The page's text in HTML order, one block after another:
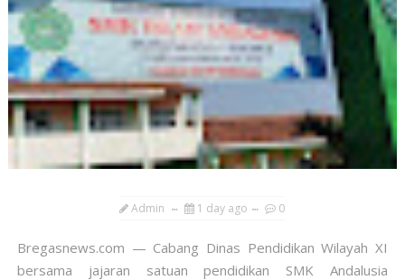
Admin 1 day ago 0
​Bregasnews.com — Cabang Dinas Pendidikan Wilayah XI
bersama jajaran satuan pendidikan SMK Andalusia